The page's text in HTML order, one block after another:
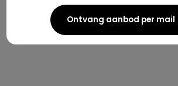
Ontvang aanbod per mail